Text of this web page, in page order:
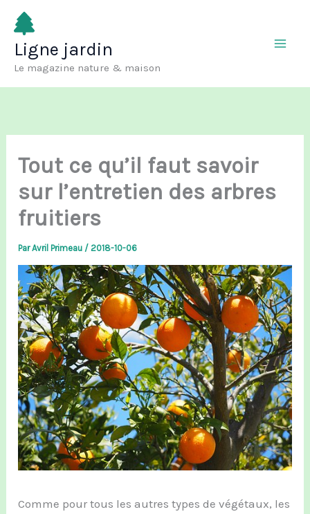
Aller
contenu
Ligne jardin
Le magazine nature & maison
Tout ce qu’il faut savoir
sur l’entretien des arbres
fruitiers
ParAvril Primeau /2018-10-06
Comme pour tous les autres types de végétaux, les